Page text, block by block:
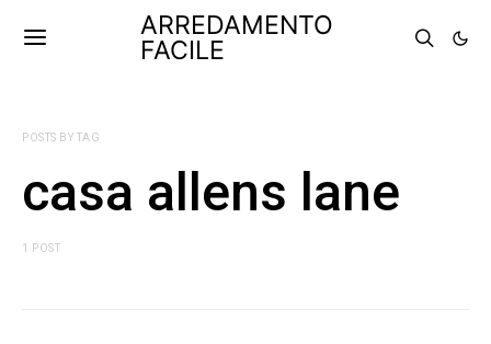
ARREDAMENTO
FACILE
POSTS BY TAG
casa allens lane
1 POST